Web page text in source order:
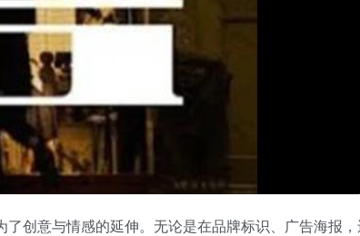
创意与情感的延伸。无论是在品牌标识、广告海报，